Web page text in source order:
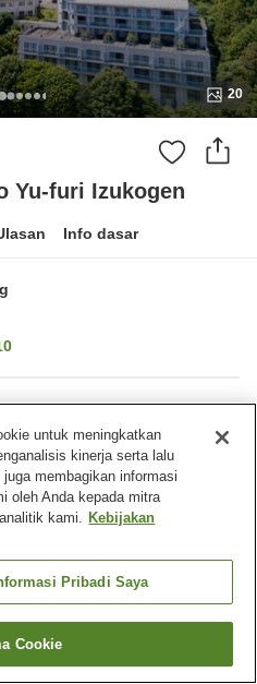
20
Yu-furi Izukogen
Info dasar
Restoran
Mesin penjual otomatis
kamar
untuk meningkatkan
kinerja serta lalu
membagikan informasi
oleh Anda kepada mitra
kami. Kebijakan
Pribadi Saya
Cookie